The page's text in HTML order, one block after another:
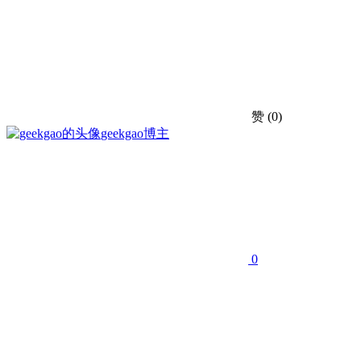
赞 (0)
geekgao博主
0